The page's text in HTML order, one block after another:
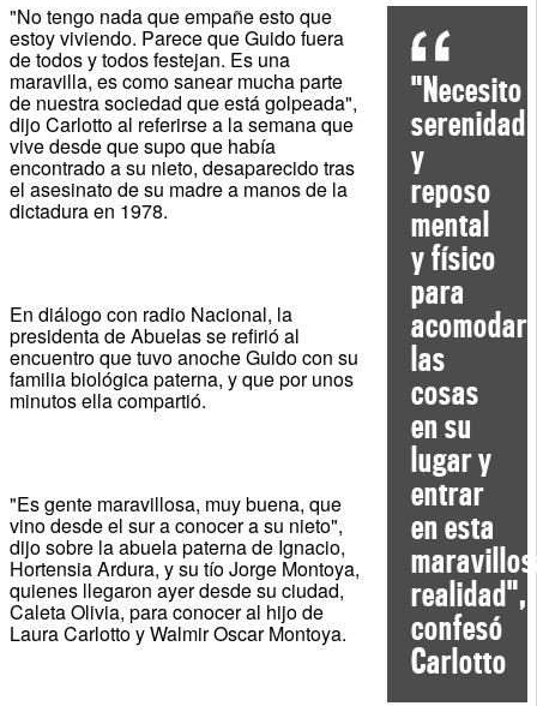
"Necesito
serenidad
y
reposo
mental
y físico
para
acomodar
las
cosas
en su
lugar y
entrar
en esta
realidad",
confesó
Carlotto
"No tengo nada que empañe esto que
estoy viviendo. Parece que Guido fuera
de todos y todos festejan. Es una
maravilla, es como sanear mucha parte
de nuestra sociedad que está golpeada",
dijo Carlotto al referirse a la semana que
vive desde que supo que había
encontrado a su nieto, desaparecido tras
el asesinato de su madre a manos de la
dictadura en 1978.
En diálogo con radio Nacional, la
presidenta de Abuelas se refirió al
encuentro que tuvo anoche Guido con su
familia biológica paterna, y que por unos
minutos ella compartió.
"Es gente maravillosa, muy buena, que
vino desde el sur a conocer a su nieto",
dijo sobre la abuela paterna de Ignacio,
Hortensia Ardura, y su tío Jorge Montoya,
quienes llegaron ayer desde su ciudad,
Caleta Olivia, para conocer al hijo de
Laura Carlotto y Walmir Oscar Montoya.